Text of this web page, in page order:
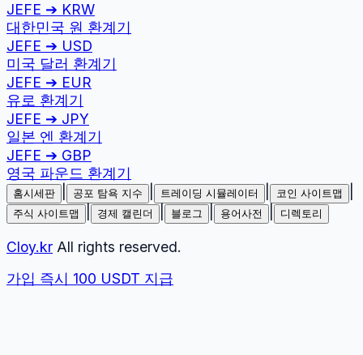
JEFE ➔ KRW
대한민국 원 환계기
JEFE ➔ USD
미국 달러 환계기
JEFE ➔ EUR
유로 환계기
JEFE ➔ JPY
일본 엔 환계기
JEFE ➔ GBP
영국 파운드 환계기
홈시세판 공포 탐욕 지수 트레이딩 시뮬레이터 코인 사이트맵
주식 사이트맵 경제 캘린더 블로그 용어사전 디렉토리
Cloy.kr All rights reserved.
가입 즉시 100 USDT 지급